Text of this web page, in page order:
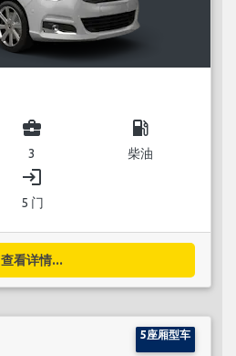
business_center
3
local_gas_station
柴油
login
5 门
查看详情...
5座厢型车